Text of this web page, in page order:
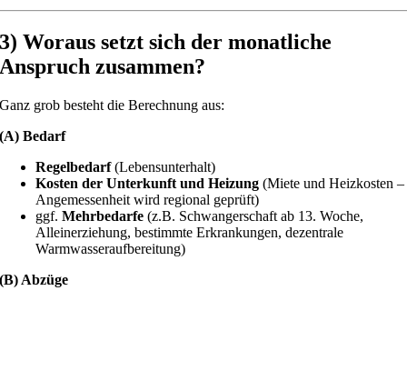
3) Woraus setzt sich der monatliche
Anspruch zusammen?
Ganz grob besteht die Berechnung aus:
(A) Bedarf
Regelbedarf(Lebensunterhalt)
Kosten der Unterkunft und Heizung (Miete und Heizkosten –
Angemessenheit wird regional geprüft)
ggf.Mehrbedarfe (z.B. Schwangerschaft ab 13. Woche,
Alleinerziehung, bestimmte Erkrankungen, dezentrale
Warmwasseraufbereitung)
(B) Abzüge